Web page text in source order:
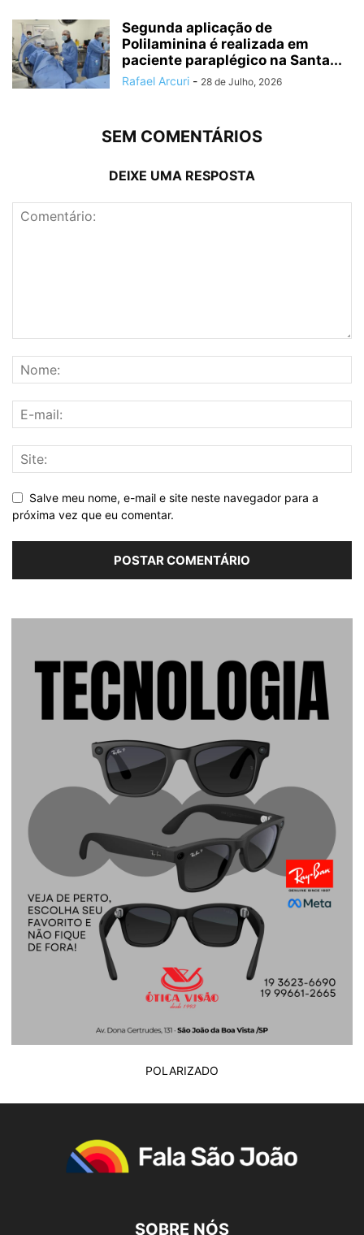
Segunda aplicação de
Polilaminina é realizada em
paciente paraplégico na Santa...
Rafael Arcuri - 28 de Julho, 2026
SEM COMENTÁRIOS
DEIXE UMA RESPOSTA
Salve meu nome, e-mail e site neste navegador para a
próxima vez que eu comentar.
POLARIZADO
SOBRE NÓS